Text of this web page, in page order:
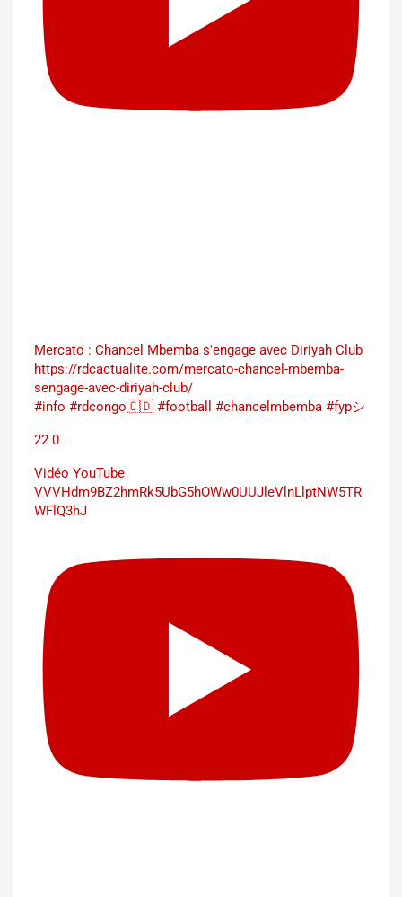
Mercato : Chancel Mbemba s'engage avec Diriyah Club
https://rdcactualite.com/mercato-chancel-mbemba-
sengage-avec-diriyah-club/
#info #rdcongo🇨🇩 #football #chancelmbemba #fypシ
22 0
Vidéo YouTube
VVVHdm9BZ2hmRk5UbG5hOWw0UUJleVlnLlptNW5TR
WFlQ3hJ